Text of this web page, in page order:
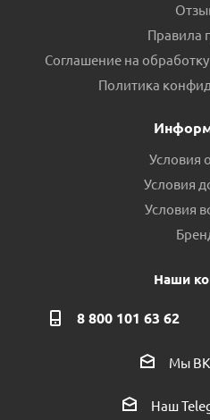
Правила
Соглашение на
Политика
Условия
Условия
Условия
Наши
8 800 101 63 62
Мы
Наш